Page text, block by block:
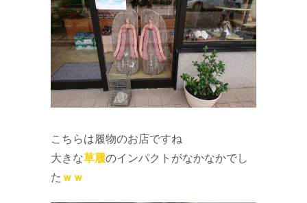
こちらは履物のお店ですね
大きな草履のインパクトがなかなかでし
た ｗｗ